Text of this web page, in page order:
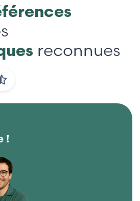
reconnues
!